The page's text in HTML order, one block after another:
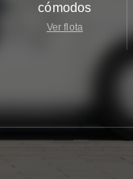
cómodos
Ver flota